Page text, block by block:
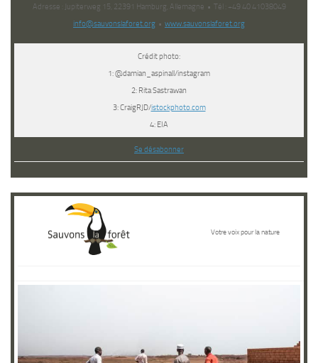
Adresse : Jupiterweg 15, 22391 Hamburg, Allemagne • Tél : +49 40 41038049
info@sauvonslaforet.org • www.sauvonslaforet.org
Crédit photo:
1: @damian_aspinall/instagram
2: Rita Sastrawan
3: CraigRJD/istockphoto.com
4: EIA
Se désabonner
Votre voix pour la nature